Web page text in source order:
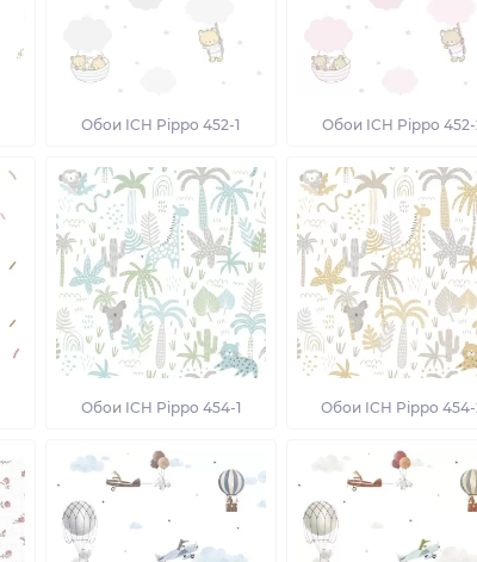
Обои ICH Pippo 452-1 Обои ICH Pippo
Обои ICH Pippo 454-1 Обои ICH Pippo